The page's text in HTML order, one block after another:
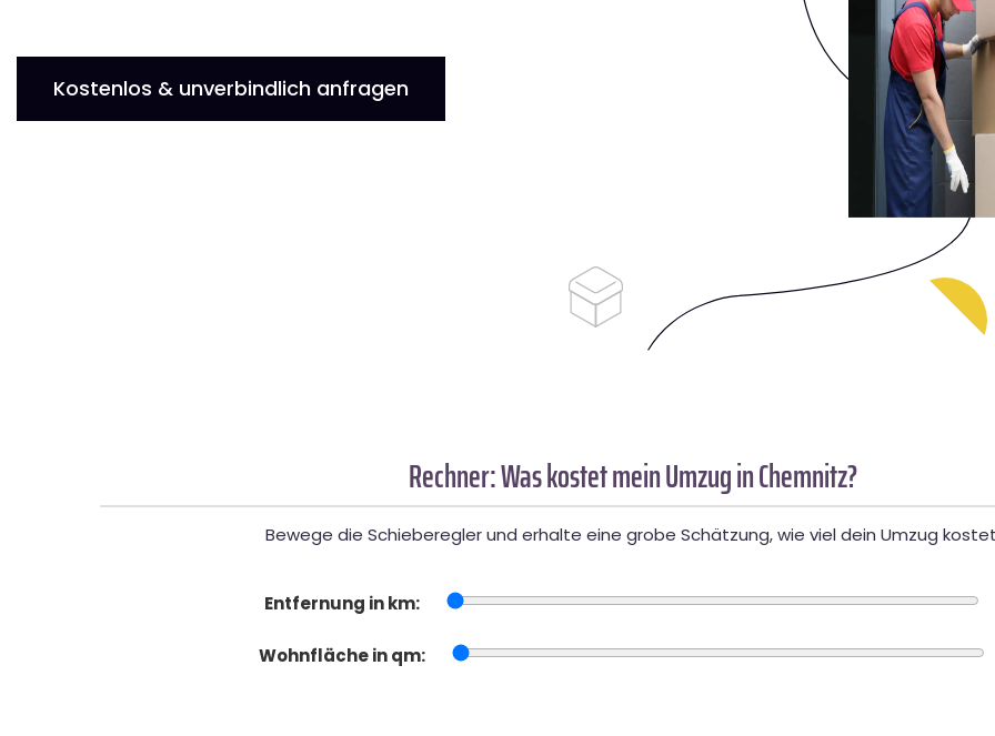
Kostenlos & unverbindlich anfragen
Rechner: Was kostet mein Umzug in Chemnitz?
Bewege die Schieberegler und erhalte eine grobe Schätzung, wie viel dein Umzug
Entfernung in km:
Wohnfläche in qm: